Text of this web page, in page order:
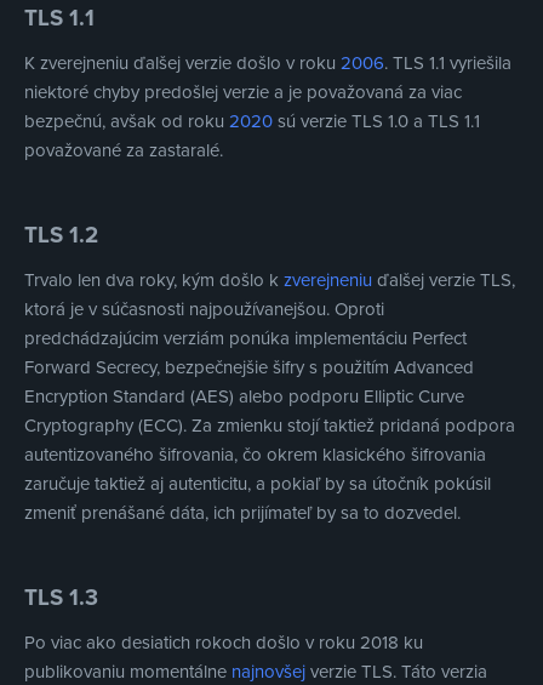
TLS 1.1
K zverejneniu ďalšej verzie došlo v roku 2006. TLS 1.1 vyriešila
niektoré chyby predošlej verzie a je považovaná za viac
bezpečnú, avšak od roku 2020sú verzie TLS 1.0 a TLS 1.1
považované za zastaralé.
TLS 1.2
Trvalo len dva roky, kým došlo k zverejneniuďalšej verzie TLS,
ktorá je v súčasnosti najpoužívanejšou. Oproti
predchádzajúcim verziám ponúka implementáciu Perfect
Forward Secrecy, bezpečnejšie šifry s použitím Advanced
Encryption Standard (AES) alebo podporu Elliptic Curve
Cryptography (ECC). Za zmienku stojí taktiež pridaná podpora
autentizovaného šifrovania, čo okrem klasického šifrovania
zaručuje taktiež aj autenticitu, a pokiaľ by sa útočník pokúsil
zmeniť prenášané dáta, ich prijímateľ by sa to dozvedel.
TLS 1.3
Po viac ako desiatich rokoch došlo v roku 2018 ku
publikovaniu momentálne najnovšejverzie TLS. Táto verzia